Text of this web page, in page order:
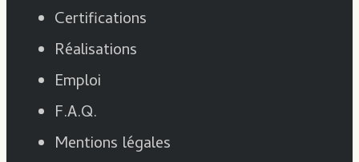
Certifications
Réalisations
Emploi
F.A.Q.
Mentions légales